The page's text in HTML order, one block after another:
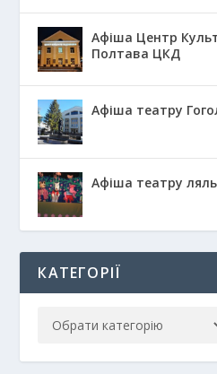
Афіша Центр
Полтава ЦКД
Афіша театру
Афіша театру
КАТЕГОРІЇ